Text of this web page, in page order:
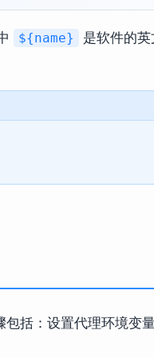
${name} 是软件的
括：设置代理环境变